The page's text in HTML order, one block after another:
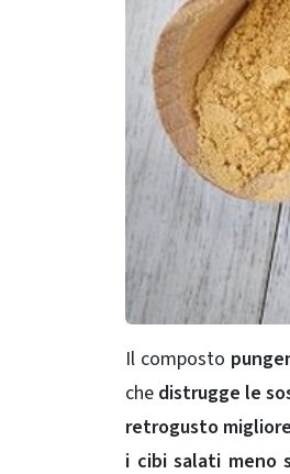
Il composto
che distrugge le
retrogusto
i cibi salati meno